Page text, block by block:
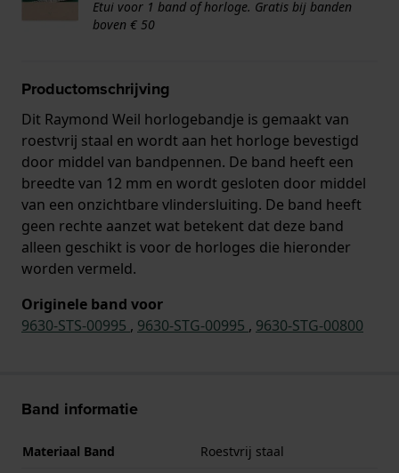
Etui voor 1 band of horloge. Gratis bij banden
boven € 50
Productomschrijving
Dit Raymond Weil horlogebandje is gemaakt van
roestvrij staal en wordt aan het horloge bevestigd
door middel van bandpennen. De band heeft een
breedte van 12 mm en wordt gesloten door middel
van een onzichtbare vlindersluiting. De band heeft
geen rechte aanzet wat betekent dat deze band
alleen geschikt is voor de horloges die hieronder
worden vermeld.
Originele band voor
9630-STS-00995 , 9630-STG-00995 , 9630-STG-00800
Band informatie
Materiaal Band Roestvrij staal